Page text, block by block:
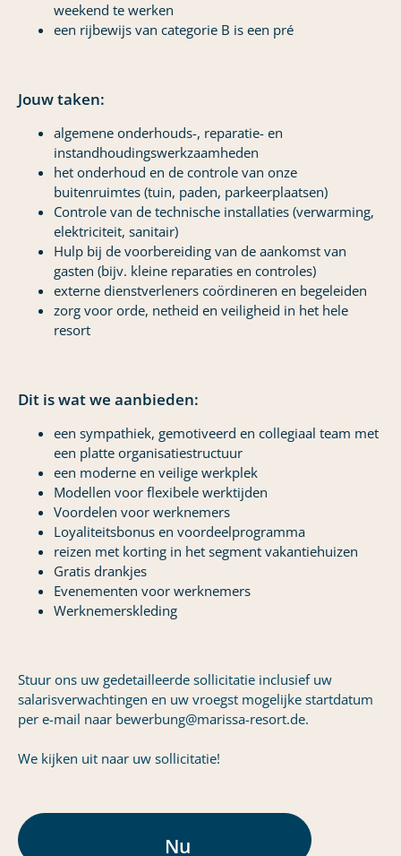
weekend te werken
een rijbewijs van categorie B is een pré
Jouw taken:
algemene onderhouds-, reparatie- en
instandhoudingswerkzaamheden
het onderhoud en de controle van onze
buitenruimtes (tuin, paden, parkeerplaatsen)
Controle van de technische installaties (verwarming,
elektriciteit, sanitair)
Hulp bij de voorbereiding van de aankomst van
gasten (bijv. kleine reparaties en controles)
externe dienstverleners coördineren en begeleiden
zorg voor orde, netheid en veiligheid in het hele
resort
Dit is wat we aanbieden:
een sympathiek, gemotiveerd en collegiaal team met
een platte organisatiestructuur
een moderne en veilige werkplek
Modellen voor flexibele werktijden
Voordelen voor werknemers
Loyaliteitsbonus en voordeelprogramma
reizen met korting in het segment vakantiehuizen
Gratis drankjes
Evenementen voor werknemers
Werknemerskleding
Stuur ons uw gedetailleerde sollicitatie inclusief uw
salarisverwachtingen en uw vroegst mogelijke startdatum
per e-mail naar bewerbung@marissa-resort.de.
We kijken uit naar uw sollicitatie!
Nu